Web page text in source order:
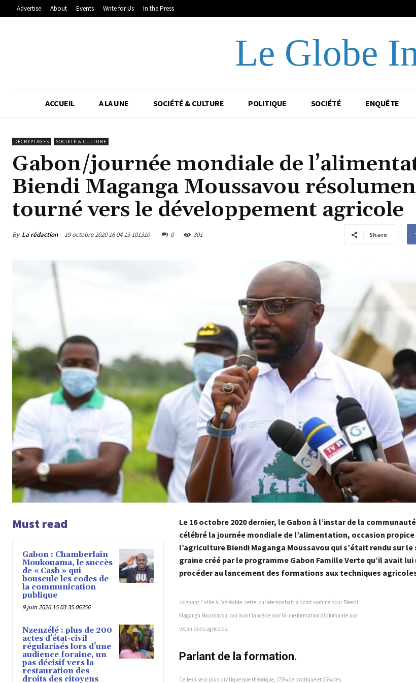
Advertise About Events Write for Us In the Press
Le Globe
ACCUEIL A LA UNE SOCIÉTÉ & CULTURE POLITIQUE SOCIÉTÉ ENQUÊTE
DÉCRYPTAGES SOCIÉTÉ & CULTURE
Gabon/journée mondiale de
Biendi Maganga Moussavou
tourné vers le développement agricole
By La rédaction 19 octobre 2020 16 04 13 101310 0 301 Share
Must read
Gabon : Chamberlain
Moukouama, le succès
de « Cash » qui
bouscule les codes de
la communication
publique
9 juin 2026 15 03 35 06356
Nzenzélé : plus de 200
actes d’état-civil
régularisés lors d’une
audience foraine, un
pas décisif vers la
restauration des
droits des citoyens
Le 16 octobre 2020 dernier, le Gabon à l’instar de la
célébré la journée mondiale de l’alimentation, occasion
l’agriculture Biendi Maganga Moussavou qui s’était rendu sur
graine créé par le programme Gabon Famille Verte qu’il avait
procéder au lancement des formations aux techniques
Soucieux de faire de l’agriculture un pan important de
l’autosuffisance alimentaire et de créer une nouvelle
dynamique dans ce secteur d’avenir, le patron de
depuis quelques temps une série de réformes Telles que:
– Les vacances agricoles, les classes verte et le Gabon
Joignant l’utile à l’agréable, cette journée tombait à point nommé pour Biendi
Maganga Moussavou, qui avait lancé ce jour là une formation diplômante aux
techniques agricoles.
Parlant de la formation.
Celle-ci sera plus pratique que théorique, (75% de pratique et 25% des